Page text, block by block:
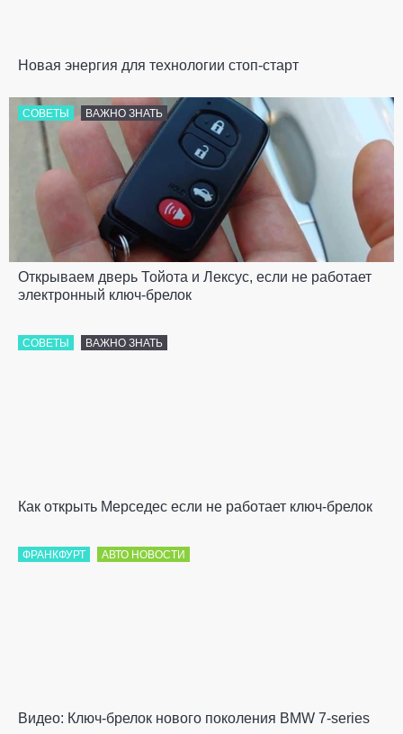
Новая энергия для технологии стоп-старт
СОВЕТЫ ВАЖНО ЗНАТЬ
Открываем дверь Тойота и Лексус, если не работает
электронный ключ-брелок
СОВЕТЫ ВАЖНО ЗНАТЬ
Как открыть Мерседес если не работает ключ-брелок
ФРАНКФУРТ АВТО НОВОСТИ
Видео: Ключ-брелок нового поколения BMW 7-series